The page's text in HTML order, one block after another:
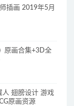
插画 2019年5月
原画合集+3D全
人 翅膀设计 游戏
原画资源